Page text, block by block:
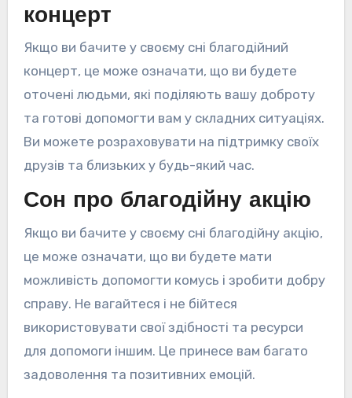
концерт
Якщо ви бачите у своєму сні благодійний
концерт, це може означати, що ви будете
оточені людьми, які поділяють вашу доброту
та готові допомогти вам у складних ситуаціях.
Ви можете розраховувати на підтримку своїх
друзів та близьких у будь-який час.
Сон про благодійну акцію
Якщо ви бачите у своєму сні благодійну акцію,
це може означати, що ви будете мати
можливість допомогти комусь і зробити добру
справу. Не вагайтеся і не бійтеся
використовувати свої здібності та ресурси
для допомоги іншим. Це принесе вам багато
задоволення та позитивних емоцій.